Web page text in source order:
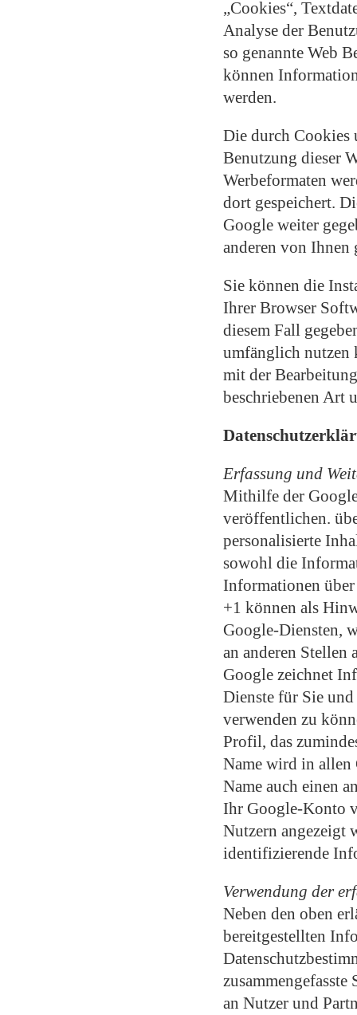
„Cookies“,
Analyse der
so genannte Web
können
werden.
Die durch Cookies
Benutzung dieser
Werbeformaten
dort gespeichert.
Google weiter
anderen von Ihnen
Sie können die
Ihrer Browser
diesem Fall
umfänglich nutzen
mit der
beschriebenen Art
Erfassung und
Mithilfe der
veröffentlichen.
personalisierte
sowohl die
Informationen
+1 können als
Google-Diensten,
an anderen Stellen
Google zeichnet
Dienste für Sie
verwenden zu
Profil, das
Name wird in allen
Name auch einen
Ihr Google-Konto
Nutzern angezeigt
identifizierende
Verwendung der
Neben den oben
bereitgestellten
an Nutzer und